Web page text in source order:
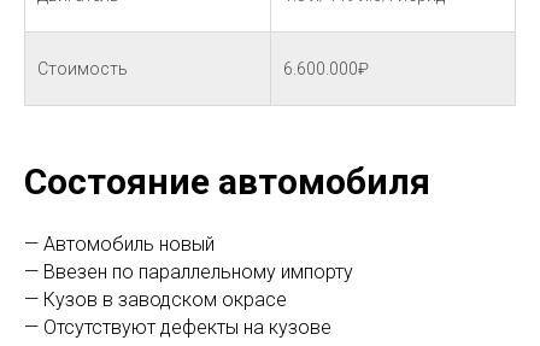
Стоимость 6.600.000₽
Состояние автомобиля
— Автомобиль новый
— Ввезен по параллельному импорту
— Кузов в заводском окрасе
— Отсутствуют дефекты на кузове